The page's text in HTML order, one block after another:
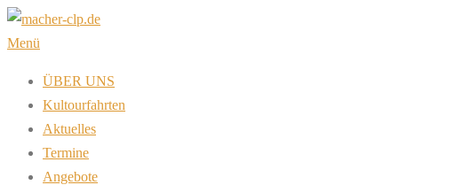
Zum
Inhalt
Menü
ÜBER UNS
Kultourfahrten
Aktuelles
Termine
Angebote